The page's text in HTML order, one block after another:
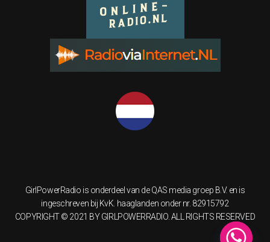
GirlPowerRadio is onderdeel van de QAS media groep B.V. en is
ingeschreven bij KvK. haaglanden onder nr. 82915792
COPYRIGHT © 2021 BY GIRLPOWERRADIO. ALL RIGHTS RESERVED